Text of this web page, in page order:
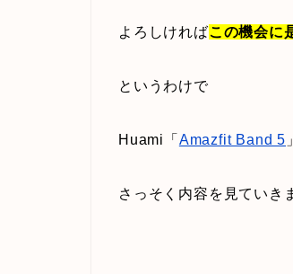
よろしければこの機会に
というわけで
Huami「 Amazfit Band 5
さっそく内容を見ていき